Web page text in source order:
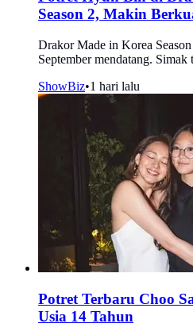
Season 2, Makin
Drakor Made in Korea
September mendatang. Simak
ShowBiz•1 hari lalu
Potret Terbaru Choo
Usia 14 Tahun